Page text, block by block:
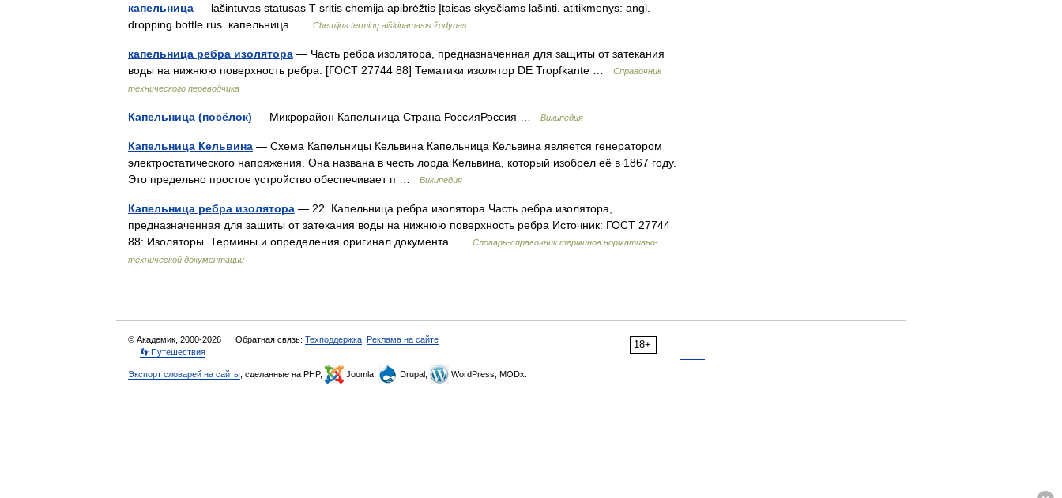
капельница — lašintuvas statusas T sritis chemija apibrėžtis Įtaisas skysčiams lašinti. atitikmenys: angl.
dropping bottle rus. капельница …
Chemijos terminų aiškinamasis žodynas
капельница ребра изолятора — Часть ребра изолятора, предназначенная для защиты от затекания
воды на нижнюю поверхность ребра. [ГОСТ 27744 88] Тематики изолятор DE Tropfkante …
Справочник
технического переводчика
Капельница (посёлок) — Микрорайон Капельница Страна РоссияРоссия … Википедия
Капельница Кельвина — Схема Капельницы Кельвина Капельница Кельвина является генератором
электростатического напряжения. Она названа в честь лорда Кельвина, который изобрел её в 1867 году.
Это предельно простое устройство обеспечивает п …
Википедия
Капельница ребра изолятора — 22. Капельница ребра изолятора Часть ребра изолятора,
предназначенная для защиты от затекания воды на нижнюю поверхность ребра Источник: ГОСТ 27744
88: Изоляторы. Термины и определения оригинал документа …
Словарь-справочник терминов нормативно-
технической документации
18+
© Академик, 2000-2026 Обратная связь: Техподдержка Реклама на сайте
👣 Путешествия
Экспорт словарей на сайты , сделанные на PHP, Joomla, Drupal, WordPress, MODx.